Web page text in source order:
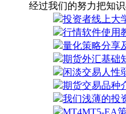
经过我们的努力把知
投资者线上大
行情软件使用
量化策略分享
期货外汇基础
闲淡交易人性
期货交易品种
我们浅薄的投
MT4MT5-EA